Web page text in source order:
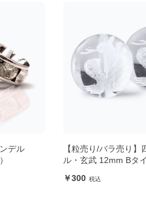
クリスタ
【粒売り/バラ売り】
ル・青龍 12mm Bタ
300